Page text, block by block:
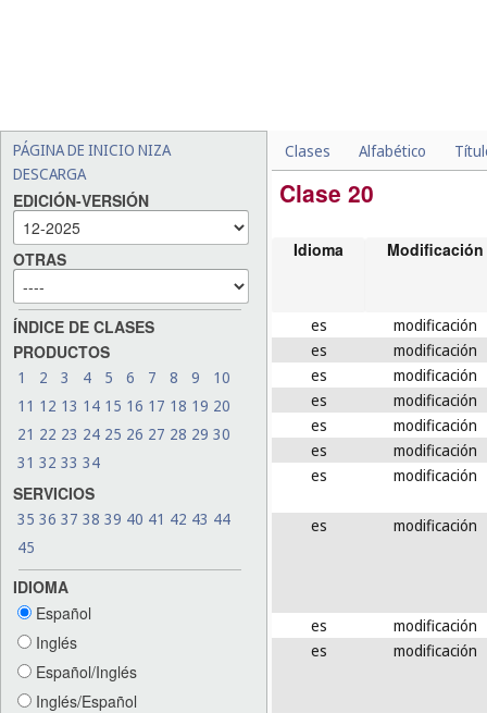
PÁGINA DE INICIO NIZA
DESCARGA
EDICIÓN-VERSIÓN
OTRAS
ÍNDICE DE CLASES
PRODUCTOS
1 2 3 4 5 6 7 8 9
10
11 12 13 14 15 16 17 18 19 20
21 22 23 24 25 26 27 28 29 30
31 32 33 34
SERVICIOS
35 36 37 38 39 40 41 42 43 44
45
IDIOMA
Español
Inglés
Español/Inglés
Inglés/Español
Clases Alfabético
Clase 20
Idioma Modificación
es
modificación
es
modificación
es
modificación
es
modificación
es
modificación
es
modificación
es
modificación
es modificación
es
modificación
es
modificación